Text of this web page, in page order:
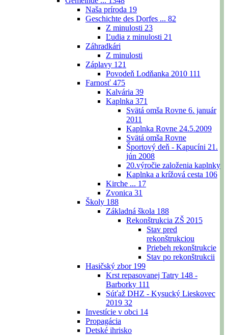
Naša príroda 19
Geschichte des Dorfes ... 82
Z minulosti 23
Ľudia z minulosti 21
Záhradkári
Z minulosti
Záplavy 121
Povodeň Lodňanka 2010 111
Farnosť 475
Kalvária 39
Kaplnka 371
Svätá omša Rovne 6. január
2011
Kaplnka Rovne 24.5.2009
Svätá omša Rovne
Športový deň - Kapucíni 21.
jún 2008
20.výročie založenia kaplnky
Kaplnka a krížová cesta 106
Kirche ... 17
Zvonica 31
Školy 188
Základná škola 188
Rekonštrukcia ZŠ 2015
Stav pred
rekonštrukciou
Priebeh rekonštrukcie
Stav po rekonštrukcii
Hasičský zbor 199
Krst repasovanej Tatry 148 -
Barborky 111
Súťaž DHZ - Kysucký Lieskovec
2019 32
Investície v obci 14
Propagácia
Detské ihrisko